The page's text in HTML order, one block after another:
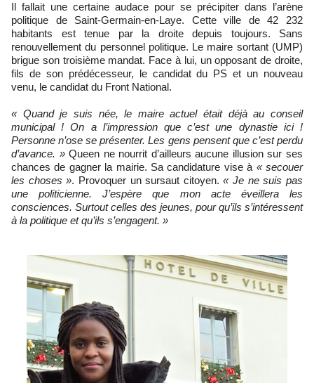
Il fallait une certaine audace pour se précipiter dans l’arène
politique de Saint-Germain-en-Laye. Cette ville de 42 232
habitants est tenue par la droite depuis toujours. Sans
renouvellement du personnel politique. Le maire sortant (UMP)
brigue son troisième mandat. Face à lui, un opposant de droite,
fils de son prédécesseur, le candidat du PS et un nouveau
venu, le candidat du Front National.
« Quand je suis née, le maire actuel était déjà au conseil
municipal ! On a l’impression que c’est une dynastie ici !
Personne n’ose se présenter. Les gens pensent que c’est perdu
d’avance. »Queen ne nourrit d’ailleurs aucune illusion sur ses
chances de gagner la mairie. Sa candidature vise à « secouer
les choses ». Provoquer un sursaut citoyen.« Je ne suis pas
une politicienne. J’espère que mon acte éveillera les
consciences. Surtout celles des jeunes, pour qu’ils s’intéressent
à la politique et qu’ils s’engagent. »